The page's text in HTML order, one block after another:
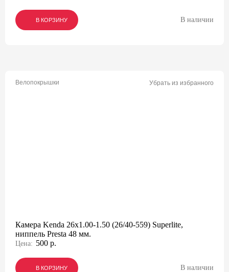
В КОРЗИНУ
В КОРЗИНУ
В КОРЗИНУ В наличии
Велопокрышки Убрать из избранного
Камера Kenda 26x1.00-1.50 (26/40-559) Superlite,
ниппель Presta 48 мм.
Цена: 500 р.
В КОРЗИНУ
В КОРЗИНУ
В КОРЗИНУ В наличии